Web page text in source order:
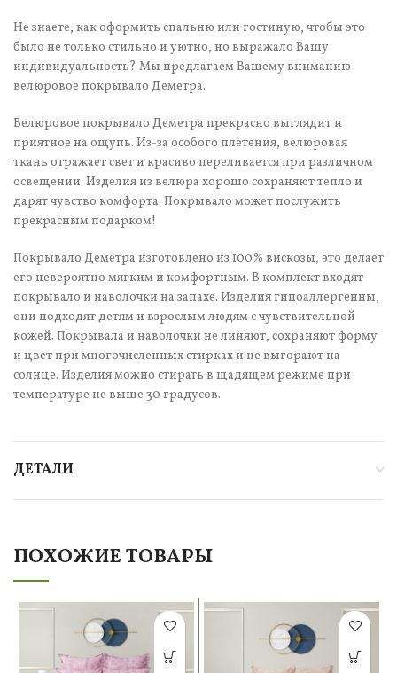
Не знаете, как оформить спальню или гостиную, чтобы это
было не только стильно и уютно, но выражало Вашу
индивидуальность? Мы предлагаем Вашему вниманию
велюровое покрывало Деметра.
Велюровое покрывало Деметра прекрасно выглядит и
приятное на ощупь. Из-за особого плетения, велюровая
ткань отражает свет и красиво переливается при различном
освещении. Изделия из велюра хорошо сохраняют тепло и
дарят чувство комфорта. Покрывало может послужить
прекрасным подарком!
Покрывало Деметра изготовлено из 100% вискозы, это делает
его невероятно мягким и комфортным. В комплект входят
покрывало и наволочки на запахе. Изделия гипоаллергенны,
они подходят детям и взрослым людям с чувствительной
кожей. Покрывала и наволочки не линяют, сохраняют форму
и цвет при многочисленных стирках и не выгорают на
солнце. Изделия можно стирать в щадящем режиме при
температуре не выше 30 градусов.
ДЕТАЛИ
ПОХОЖИЕ ТОВАРЫ